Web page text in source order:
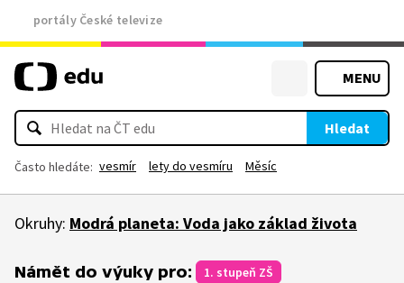
portály České televize
MENU
Hledat
Často hledáte: vesmír lety do vesmíru Měsíc
Okruhy: Modrá planeta: Voda jako základ života
Námět do výuky pro: 1. stupeň ZŠ